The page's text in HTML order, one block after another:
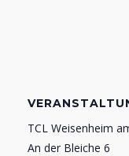
TCL Weisenheim
An der Bleiche 6